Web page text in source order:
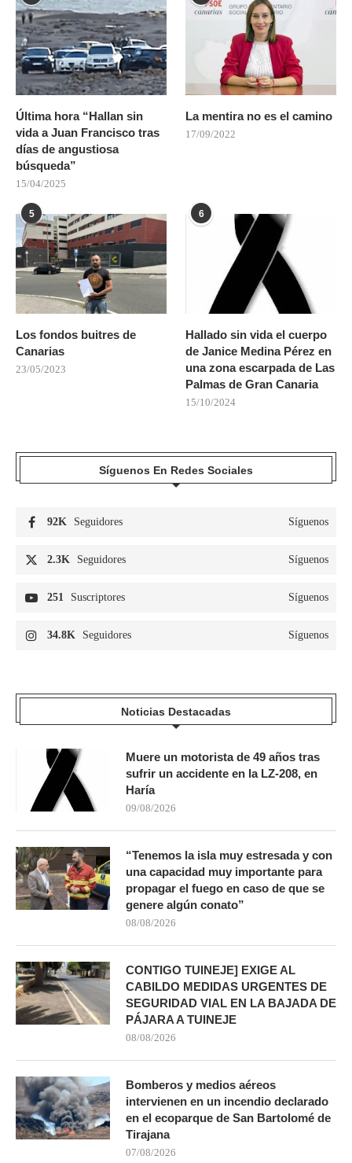
Última hora “Hallan sin
vida a Juan Francisco tras
días de angustiosa
búsqueda”
15/04/2025
La mentira no es el camino
17/09/2022
5
Los fondos buitres de
Canarias
23/05/2023
6
Hallado sin vida el cuerpo
de Janice Medina Pérez en
una zona escarpada de Las
Palmas de Gran Canaria
15/10/2024
Síguenos En Redes Sociales
92K Seguidores Síguenos
2.3K Seguidores Síguenos
251 Suscriptores Síguenos
34.8K Seguidores Síguenos
Noticias Destacadas
Muere un motorista de 49 años tras
sufrir un accidente en la LZ-208, en
Haría
09/08/2026
“Tenemos la isla muy estresada y con
una capacidad muy importante para
propagar el fuego en caso de que se
genere algún conato”
08/08/2026
CONTIGO TUINEJE] EXIGE AL
CABILDO MEDIDAS URGENTES DE
SEGURIDAD VIAL EN LA BAJADA DE
PÁJARA A TUINEJE
08/08/2026
Bomberos y medios aéreos
intervienen en un incendio declarado
en el ecoparque de San Bartolomé de
Tirajana
07/08/2026